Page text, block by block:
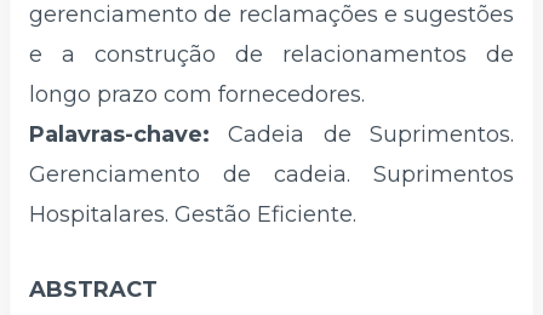
gerenciamento de reclamações e sugestões
e a construção de relacionamentos de
longo prazo com fornecedores.
Palavras-chave: Cadeia de Suprimentos.
Gerenciamento de cadeia. Suprimentos
Hospitalares. Gestão Eficiente.
ABSTRACT